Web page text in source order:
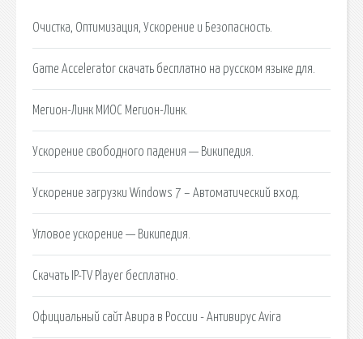
Очистка, Оптимизация, Ускорение и Безопасность.
Game Accelerator скачать бесплатно на русском языке для.
Мегион-Линк МИОС Мегион-Линк.
Ускорение свободного падения — Википедия.
Ускорение загрузки Windows 7 – Автоматический вход.
Угловое ускорение — Википедия.
Скачать IP-TV Player бесплатно.
Официальный сайт Авира в России - Антивирус Avira